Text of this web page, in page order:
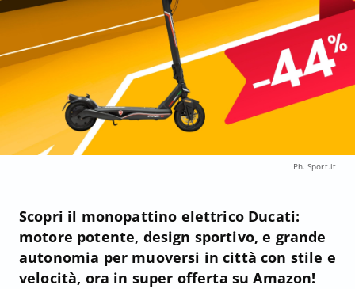
Ph. Sport.it
Scopri il monopattino elettrico Ducati:
motore potente, design sportivo, e grande
autonomia per muoversi in città con stile e
velocità, ora in super offerta su Amazon!